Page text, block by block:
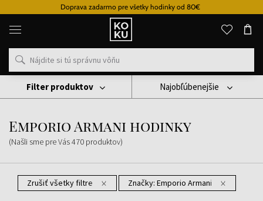
Doprava zadarmo pre všetky hodinky od 80€
Originálne
parfémy
hodinky
na
mieste
Hodinky
Emporio Armani Hodinky
Emporio Armani hodinky
(Našli sme pre Vás470 produktov)
Najobľúbenejšie
Zrušiť všetky filtre Značky: Emporio Armani
Filter produktov